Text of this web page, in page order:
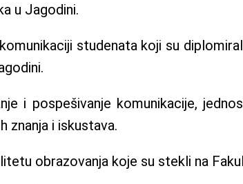
u Jagodini.
studenata koji su
i pospešivanje komunikacije,
znanja i iskustava.
obrazovanja koje su stekli na